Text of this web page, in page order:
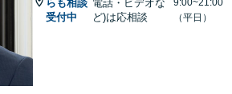
らも相談
受付中
電話・ビデオな
ど)は応相談
9:00~21:00
（平日）